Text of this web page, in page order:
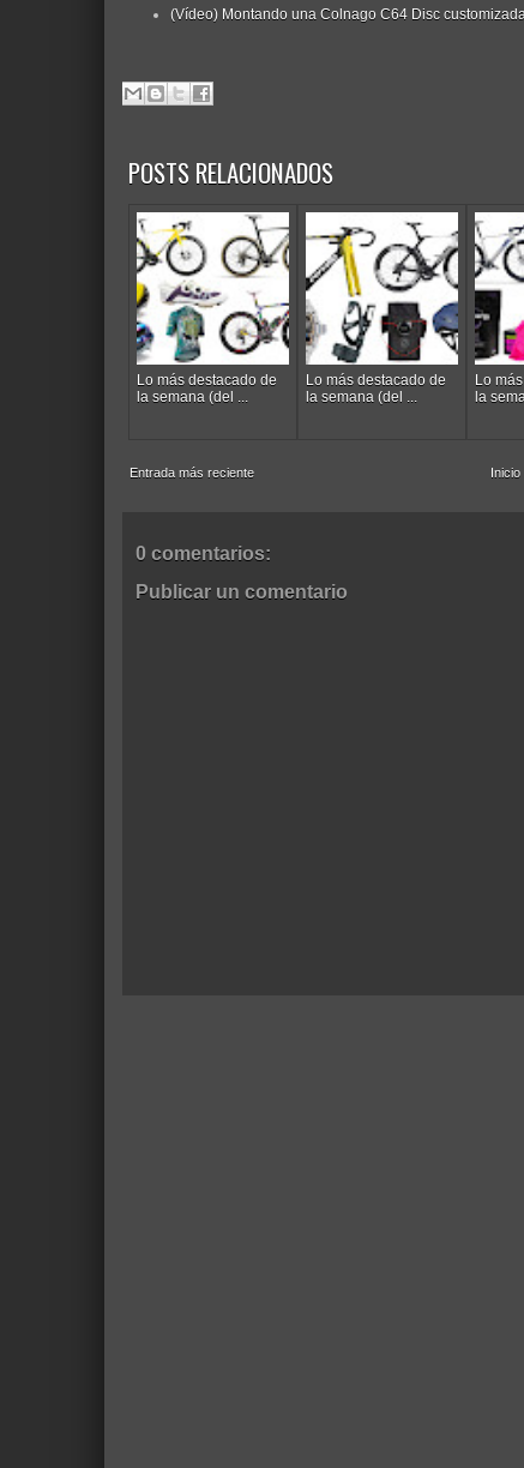
(Vídeo) Montando una Colnago C64 Disc
POSTS RELACIONADOS
Lo más destacado de
la semana (del ...
Lo más destacado de
la semana (del ...
Lo
la
Entrada más reciente Inicio
0 comentarios:
Publicar un comentario